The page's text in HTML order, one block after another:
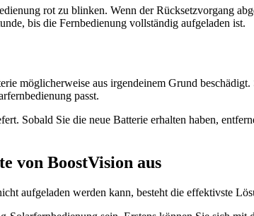
rot zu blinken. Wenn der Rücksetzvorgang
bis die Fernbedienung vollständig aufgeladen ist.
möglicherweise aus irgendeinem Grund
passt.
Sobald Sie die neue Batterie erhalten haben,
von BoostVision aus
aufgeladen werden kann, besteht die effektivste